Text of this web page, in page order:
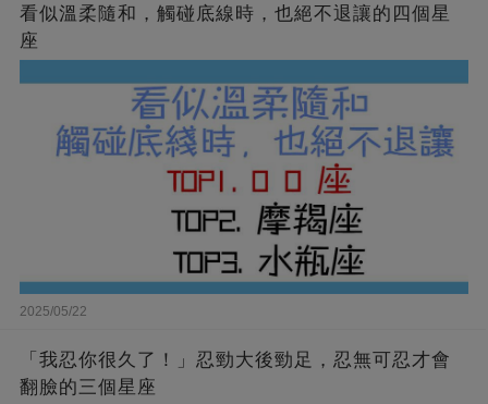
看似溫柔隨和，觸碰底線時，也絕不退讓的四個星
座
2025/05/22
「我忍你很久了！」忍勁大後勁足，忍無可忍才會
翻臉的三個星座